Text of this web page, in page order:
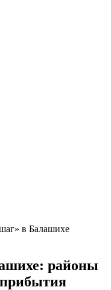
в Балашихе
районы